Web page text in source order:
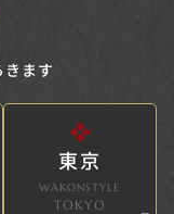
ます
東京
WAKONSTYLE
TOKYO